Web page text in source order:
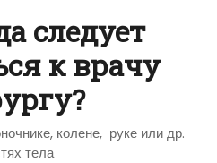
следует
к врачу
колене, руке или др.
тела